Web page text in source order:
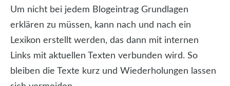
Um nicht bei jedem Blogeintrag Grundlagen
erklären zu müssen, kann nach und nach ein
Lexikon erstellt werden, das dann mit internen
Links mit aktuellen Texten verbunden wird. So
bleiben die Texte kurz und Wiederholungen lassen